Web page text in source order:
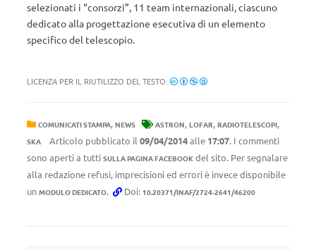
selezionati i “consorzi”, 11 team internazionali, ciascuno
dedicato alla progettazione esecutiva di un elemento
specifico del telescopio.
LICENZA PER IL RIUTILIZZO DEL TESTO:
COMUNICATI STAMPA, NEWS ASTRON, LOFAR, RADIOTELESCOPI,
SKA Articolo pubblicato il 09/04/2014alle 17:07. I commenti
sono aperti a tutti SULLA PAGINA FACEBOOK del sito. Per segnalare
alla redazione refusi, imprecisioni ed errori è invece disponibile
un MODULO DEDICATO. Doi: 10.20371/INAF/2724-2641/46200